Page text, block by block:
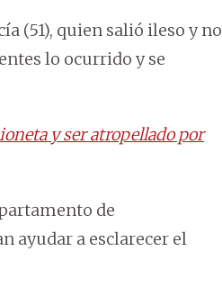
(51), quien salió ileso y no
lo ocurrido y se
y ser atropellado por
de
ayudar a esclarecer el